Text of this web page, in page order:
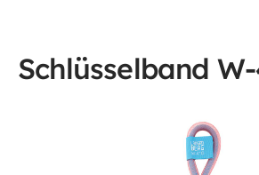
Schlüsselband